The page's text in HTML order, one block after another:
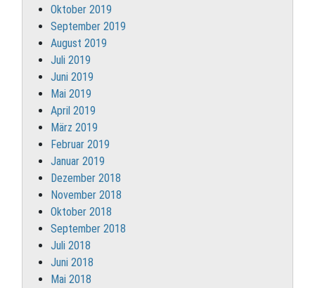
Oktober 2019
September 2019
August 2019
Juli 2019
Juni 2019
Mai 2019
April 2019
März 2019
Februar 2019
Januar 2019
Dezember 2018
November 2018
Oktober 2018
September 2018
Juli 2018
Juni 2018
Mai 2018